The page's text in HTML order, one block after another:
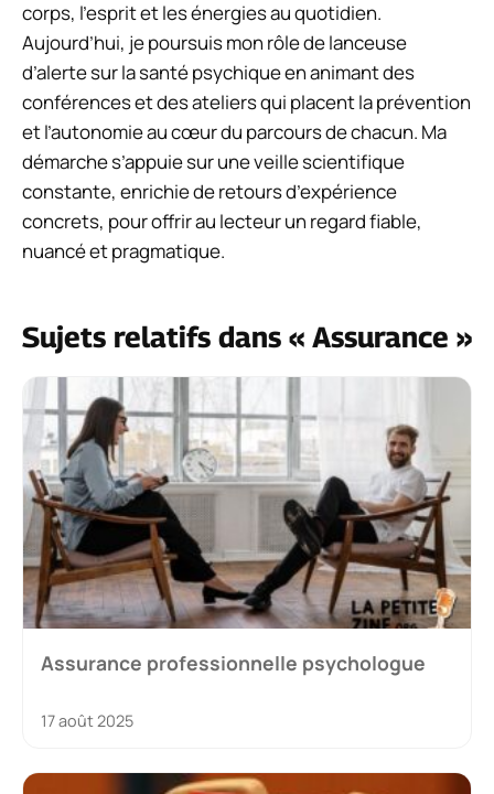
corps, l’esprit et les énergies au quotidien.
Aujourd’hui, je poursuis mon rôle de lanceuse
d’alerte sur la santé psychique en animant des
conférences et des ateliers qui placent la prévention
et l’autonomie au cœur du parcours de chacun. Ma
démarche s’appuie sur une veille scientifique
constante, enrichie de retours d’expérience
concrets, pour offrir au lecteur un regard fiable,
nuancé et pragmatique.
Sujets relatifs dans « Assurance »
Assurance professionnelle psychologue
17 août 2025